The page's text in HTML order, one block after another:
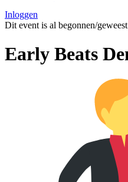
Inloggen
Dit event is al begonnen/
Early Beats